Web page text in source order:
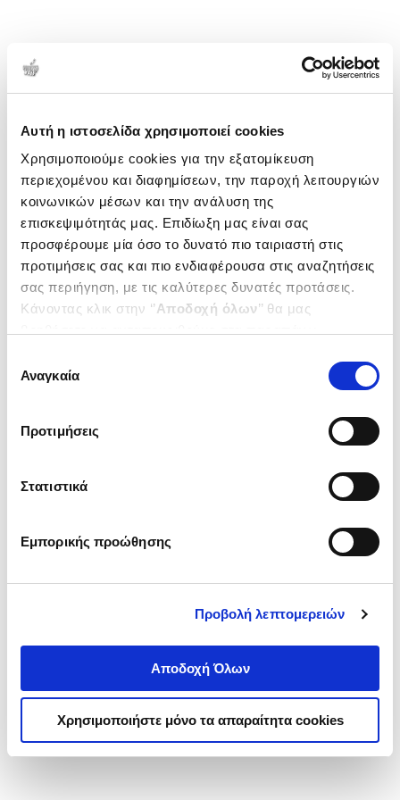
Αυτή η ιστοσελίδα χρησιμοποιεί cookies
Χρησιμοποιούμε cookies για την εξατομίκευση
περιεχομένου και διαφημίσεων, την παροχή λειτουργιών
κοινωνικών μέσων και την ανάλυση της
επισκεψιμότητάς μας. Επιδίωξη μας είναι σας
προσφέρουμε μία όσο το δυνατό πιο ταιριαστή στις
προτιμήσεις σας και πιο ενδιαφέρουσα στις αναζητήσεις
σας περιήγηση, με τις καλύτερες δυνατές προτάσεις.
Κάνοντας κλικ στην ‘’Αποδοχή όλων’’ θα μας
ενδιαφέρουν και να επιλέξετε από τα παρακάτω με την
΄΄και να ενημερωθείτε σχετικά με
συγκατάθεσης
Αναγκαία
Προτιμήσεις
Στατιστικά
Εμπορικής προώθησης
Προβολή λεπτομερειών
Αποδοχή Όλων
Χρησιμοποιήστε μόνο τα απαραίτητα cookies